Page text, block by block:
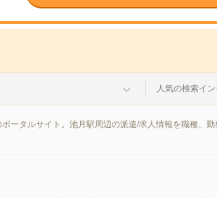
人気の検索イ
ータルサイト。池月駅周辺の派遣/求人情報を職種、